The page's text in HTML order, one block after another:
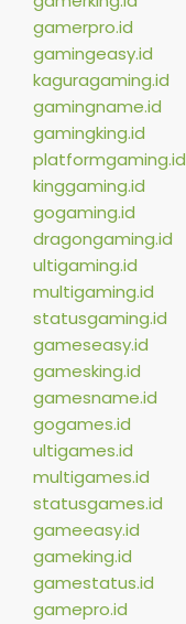
gamerpro.id
gamingeasy.id
kaguragaming.id
gamingname.id
gamingking.id
platformgaming.id
kinggaming.id
gogaming.id
dragongaming.id
ultigaming.id
multigaming.id
statusgaming.id
gameseasy.id
gamesking.id
gamesname.id
gogames.id
ultigames.id
multigames.id
statusgames.id
gameeasy.id
gameking.id
gamestatus.id
gamepro.id